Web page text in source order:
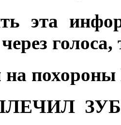
эта
через
на
ЗУБ